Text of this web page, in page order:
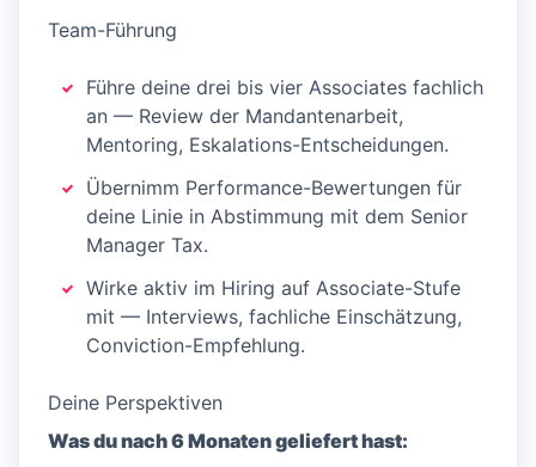
Team-Führung
Führe deine drei bis vier Associates fachlich
an — Review der Mandantenarbeit,
Mentoring, Eskalations-Entscheidungen.
Übernimm Performance-Bewertungen für
deine Linie in Abstimmung mit dem Senior
Manager Tax.
Wirke aktiv im Hiring auf Associate-Stufe
mit — Interviews, fachliche Einschätzung,
Conviction-Empfehlung.
Deine Perspektiven
Was du nach 6 Monaten geliefert hast: